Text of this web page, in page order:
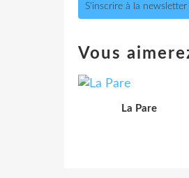
S'inscrire à la newsletter
Vous
La Pare